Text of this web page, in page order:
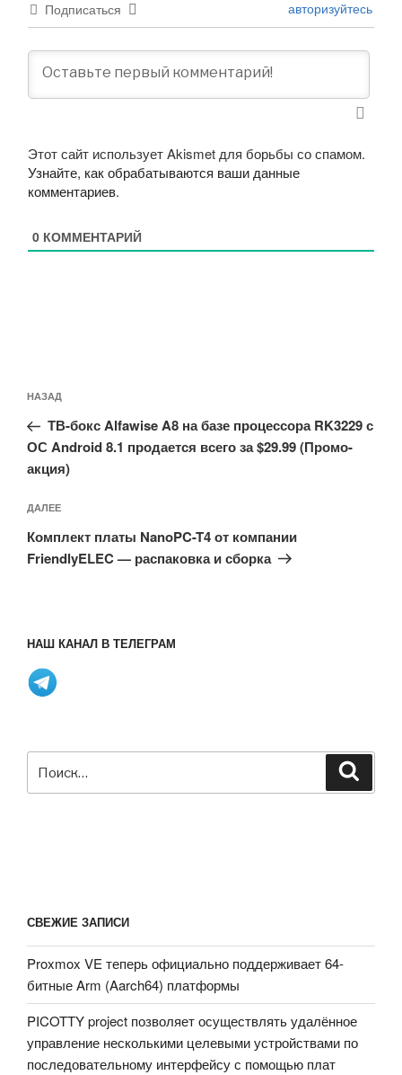
Подписаться авторизуйтесь
Этот сайт использует Akismet для борьбы со спамом.
Узнайте, как обрабатываются ваши данные
комментариев.
0 КОММЕНТАРИЙ
по
записям
Предыдущая
запись:
НАЗАД
ТВ-бокс Alfawise A8 на базе процессора RK3229 с
ОС Android 8.1 продается всего за $29.99 (Промо-
акция)
Следующая
запись
ДАЛЕЕ
Комплект платы NanoPC-T4 от компании
FriendlyELEC — распаковка и сборка
НАШ КАНАЛ В ТЕЛЕГРАМ
СВЕЖИЕ ЗАПИСИ
Proxmox VE теперь официально поддерживает 64-
битные Arm (Aarch64) платформы
PICOTTY project позволяет осуществлять удалённое
управление несколькими целевыми устройствами по
последовательному интерфейсу с помощью плат